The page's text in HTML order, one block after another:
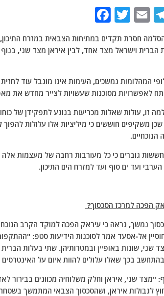
T
el
e
ra
m
E
ai
T
itt
c
b
o
o
k
חסרת תקדים במתיחות הצבאית במזרח
הברית וישראל מצד אחד, לבין איראן מצד שני, בנוף
המהלומות נמשכים, העימות אינו מוגבל עוד
לאפשרויות מסוכנות שעשויות לצייר מחדש את
זו, עולות שאלות מכריעות בנוגע לתפקידן של
משקיפים חוששים כי מיליציות אלו עלולות
הנוכחיים.
גוברים כי כל מעורבות רחבה של מעצמות
ועד ים סוף ועד למזרח הים התיכון.
הפכה למרכז הסכסוך?
נמשך, נראה כי עיראק הפכה למוקד הקרב
אל-אסעד אמר לסוכנות הידיעות סטפ:
שני, שונות באופיין ובמטרותיהן. שתי בעלות
בכך שאלו עלולים להוות איום על
"מצד שני, איראן וחלק משלוחיה מכוונים בבירור
לגבולות איראן, ושהסכסוך הצבאי המתמשך